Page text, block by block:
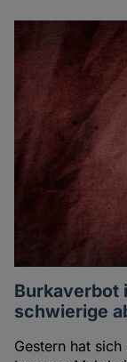
Burkaverbot
schwierige
Gestern hat